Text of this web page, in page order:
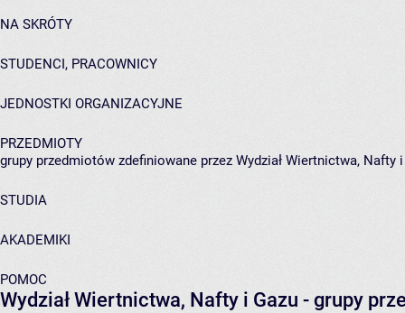
NA SKRÓTY
STUDENCI, PRACOWNICY
JEDNOSTKI ORGANIZACYJNE
PRZEDMIOTY
grupy przedmiotów zdefiniowane przez Wydział Wiertnictwa, Nafty i
STUDIA
AKADEMIKI
POMOC
Wydział Wiertnictwa, Nafty i Gazu - grupy